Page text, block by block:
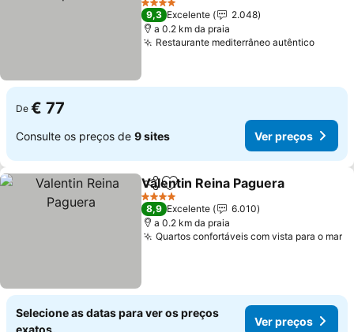
4 Estrelas
9,3 Excelente
2.048
a 0.2 km da praia
Restaurante mediterrâneo autêntico
De € 77
Consulte os preços de 9 sites Ver preços
PartilharAdicionar aos favoritos
Valentin Reina Paguera
4 Estrelas
8,9 Excelente
6.010
a 0.2 km da praia
Quartos confortáveis com vista para o mar
Selecione as datas para ver os preços
exatos.
Ver preços